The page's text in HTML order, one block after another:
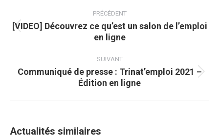
PRÉCÉDENT
Article
précédent
:
[VIDEO] Découvrez ce qu’est un salon de l’emploi
en ligne
SUIVANT
Article
suivant
Communiqué de presse : Trinat’emploi 2021 –
Édition en ligne
Actualités similaires